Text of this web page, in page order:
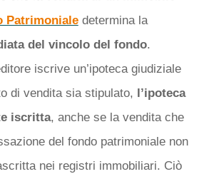
Patrimonialedetermina la
del vincolo del fondo.
iscrive un’ipoteca giudiziale
di vendita sia stipulato, l’ipoteca
iscritta, anche se la vendita che
del fondo patrimoniale non
nei registri immobiliari. Ciò